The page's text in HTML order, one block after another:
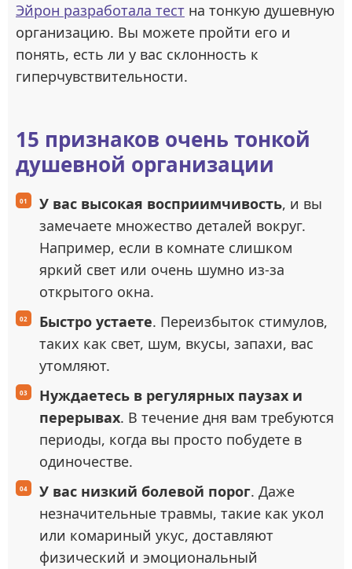
Эйрон разработала тест на тонкую душевную
организацию. Вы можете пройти его и
понять, есть ли у вас склонность к
гиперчувствительности.
15 признаков очень тонкой
душевной организации
У вас высокая восприимчивость, и вы
замечаете множество деталей вокруг.
Например, если в комнате слишком
яркий свет или очень шумно из-за
открытого окна.
Быстро устаете. Переизбыток стимулов,
таких как свет, шум, вкусы, запахи, вас
утомляют.
Нуждаетесь в регулярных паузах и
перерывах. В течение дня вам требуются
периоды, когда вы просто побудете в
одиночестве.
У вас низкий болевой порог. Даже
незначительные травмы, такие как укол
или комариный укус, доставляют
физический и эмоциональный